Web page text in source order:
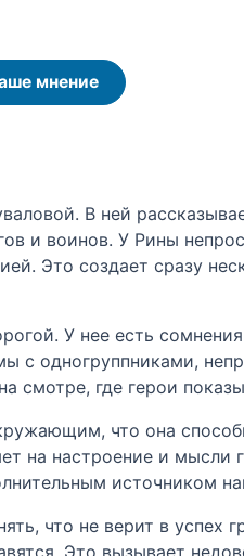
мнение
В ней
и воинов. У Рины
Это создает сразу
У нее есть
с одногруппниками,
смотре, где герои
что она
на настроение и мысли
источником
что не верит в успех
Это вызывает